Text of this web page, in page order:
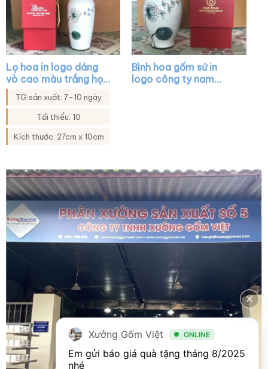
Lọ hoa in logo dáng
vò cao màu trắng họa
tiết hoa bồ công anh
XG-LH37
TG sản xuất: 7-10 ngày
Tối thiểu: 10
Kích thước: 27cm x 10cm
Bình hoa gốm sứ in
logo công ty nam
Xưởng Gốm Việt ONLINE
Em gửi báo giá quà tặng tháng 8/2025
nhé